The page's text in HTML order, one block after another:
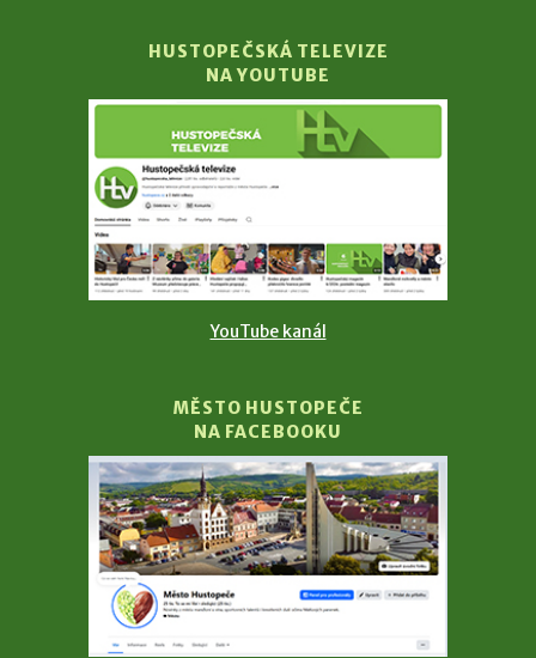
HUSTOPEČSKÁ TELEVIZE
NA YOUTUBE
YouTube kanál
MĚSTO HUSTOPEČE
NA FACEBOOKU